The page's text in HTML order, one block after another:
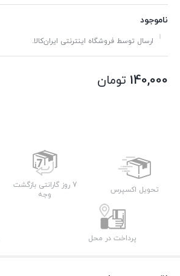
ناموجود
ارسال توسط فروشگاه اینترنتی ایران‌کالا.
140,000 تومان
تحویل اکسپرس
7 روز گارانتی بازگشت
وجه
پرداخت در محل